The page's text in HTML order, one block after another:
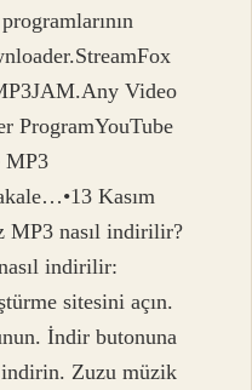
Video
ProgramYouTube
MP3
Kasım
MP3 nasıl indirilir?
indirilir:
sitesini açın.
İndir butonuna
indirin. Zuzu müzik